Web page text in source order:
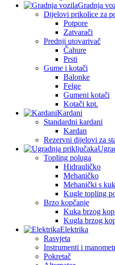
Gradnja
Dijelovi prikolice za
Potpore
Zatvarači
Prednji utovarivač
Čahure
Prsti
Gume i kotači
Balonke
Felge
Gumeni kotači
Kotači kpt.
Kardani
Standardni kardani
Kardan
Rezervni dijelovi za
Topling poluga
Hidrauličko
Mehaničko
Mehanički s
Kugle topling
Brzo kopčanje
Kuka brzog
Kugla brzog
Elektrika
Rasvjeta
Instrumenti i
Pokretač